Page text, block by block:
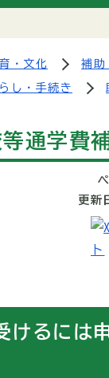
・文化 補助
し・手続き
通学費
更新
けるには